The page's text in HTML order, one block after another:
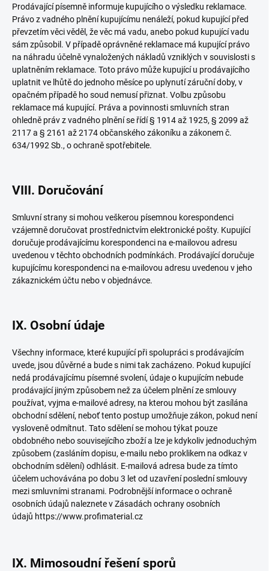
Prodávající písemně informuje kupujícího o výsledku reklamace.
Právo z vadného plnění kupujícímu nenáleží, pokud kupující před
převzetím věci věděl, že věc má vadu, anebo pokud kupující vadu
sám způsobil. V případě oprávněné reklamace má kupující právo
na náhradu účelně vynaložených nákladů vzniklých v souvislosti s
uplatněním reklamace. Toto právo může kupující u prodávajícího
uplatnit ve lhůtě do jednoho měsíce po uplynutí záruční doby, v
opačném případě ho soud nemusí přiznat. Volbu způsobu
reklamace má kupující. Práva a povinnosti smluvních stran
ohledně práv z vadného plnění se řídí § 1914 až 1925, § 2099 až
2117 a § 2161 až 2174 občanského zákoníku a zákonem č.
634/1992 Sb., o ochraně spotřebitele.
VIII. Doručování
Smluvní strany si mohou veškerou písemnou korespondenci
vzájemně doručovat prostřednictvím elektronické pošty. Kupující
doručuje prodávajícímu korespondenci na e-mailovou adresu
uvedenou v těchto obchodních podmínkách. Prodávající doručuje
kupujícímu korespondenci na e-mailovou adresu uvedenou v jeho
zákaznickém účtu nebo v objednávce.
IX. Osobní údaje
Všechny informace, které kupující při spolupráci s prodávajícím
uvede, jsou důvěrné a bude s nimi tak zacházeno. Pokud kupující
nedá prodávajícímu písemné svolení, údaje o kupujícím nebude
prodávající jiným způsobem než za účelem plnění ze smlouvy
používat, vyjma e-mailové adresy, na kterou mohou být zasílána
obchodní sdělení, neboť tento postup umožňuje zákon, pokud není
vysloveně odmítnut. Tato sdělení se mohou týkat pouze
obdobného nebo souvisejícího zboží a lze je kdykoliv jednoduchým
způsobem (zasláním dopisu, e-mailu nebo proklikem na odkaz v
obchodním sdělení) odhlásit. E-mailová adresa bude za tímto
účelem uchovávána po dobu 3 let od uzavření poslední smlouvy
mezi smluvními stranami. Podrobnější informace o ochraně
osobních údajů naleznete v Zásadách ochrany osobních
údajů https://www.profimaterial.cz
IX. Mimosoudní řešení sporů